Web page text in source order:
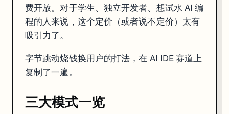
不太适合：
企业级项目对数据隐私有严格要求的团队（后面 FAQ 会详细讲）
50K+ 行的大型代码库——上下文管理不如 Cursor 稳
费开放。对于学生、独立开发者、想试水 AI 编
程的人来说，这个定价（或者说不定价）太有
吸引力了。
字节跳动烧钱换用户的打法，在 AI IDE 赛道上
复制了一遍。
三大模式一览